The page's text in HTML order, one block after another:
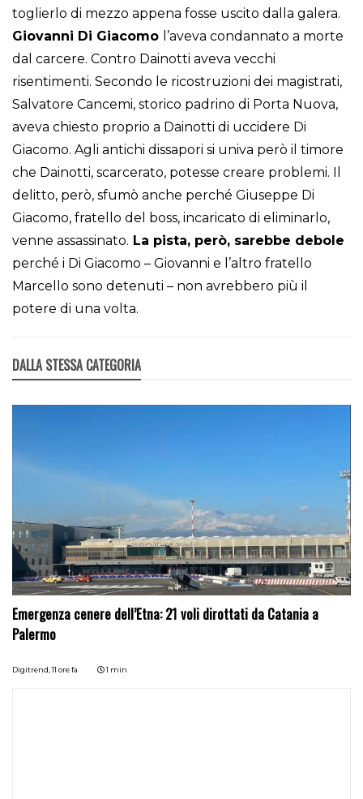
toglierlo di mezzo appena fosse uscito dalla galera.
Giovanni Di Giacomo l’aveva condannato a morte
dal carcere. Contro Dainotti aveva vecchi
risentimenti. Secondo le ricostruzioni dei magistrati,
Salvatore Cancemi, storico padrino di Porta Nuova,
aveva chiesto proprio a Dainotti di uccidere Di
Giacomo. Agli antichi dissapori si univa però il timore
che Dainotti, scarcerato, potesse creare problemi. Il
delitto, però, sfumò anche perché Giuseppe Di
Giacomo, fratello del boss, incaricato di eliminarlo,
venne assassinato. La pista, però, sarebbe debole
perché i Di Giacomo – Giovanni e l’altro fratello
Marcello sono detenuti – non avrebbero più il
potere di una volta.
DALLA STESSA CATEGORIA
Emergenza cenere dell’Etna: 21 voli dirottati da Catania a
Palermo
Digitrend,11 ore fa 1 min